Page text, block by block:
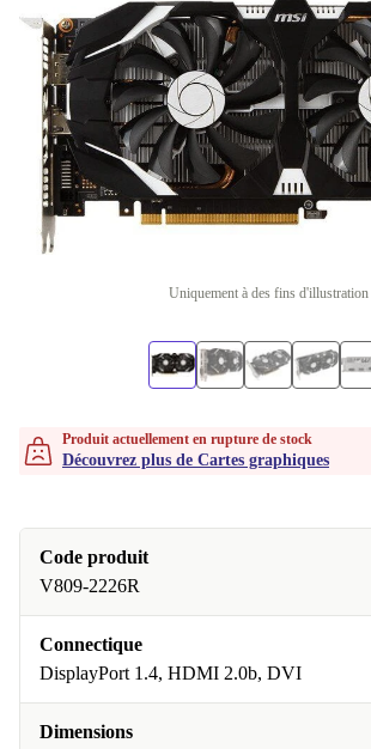
Uniquement à des fins d'illustration
Produit actuellement en rupture de stock
Découvrez plus de Cartes graphiques
Code produit
V809-2226R
Connectique
DisplayPort 1.4, HDMI 2.0b, DVI
Dimensions